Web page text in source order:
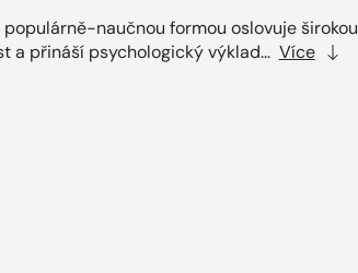
naučnou formou oslovuje širokou
a přináší psychologický výklad... Více